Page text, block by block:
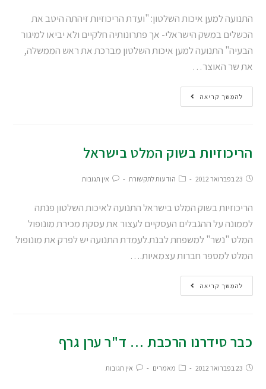
התנועה למען איכות השלטון: "ועדת הריכוזיות זיהתה היטב את
הכשלים במשק הישראלי- אך פתרונותיה חלקיים ולא יביאו למיגור
הבעיה" התנועה למען איכות השלטון מברכת את ראש הממשלה,
את שר האוצר…
להמשך קריאה
הריכוזיות בשוק המלט בישראל
23 בפברואר 2012 הודעות לתקשורת אין תגובות
הריכוזיות בשוק המלט בישראל התנועה לאיכות השלטון פנתה
לממונה על ההגבלים העסקיים לעצור את עסקת מכירת מונופול
המלט "נשר" למשפחת לבנת.לעמדת התנועה יש לפרק את מונופול
המלט למספר חברות עצמאיות.…
להמשך קריאה
כבר סידרנו הרכבת … ד"ר ערן גרף
23 בפברואר 2012 מאמרים אין תגובות